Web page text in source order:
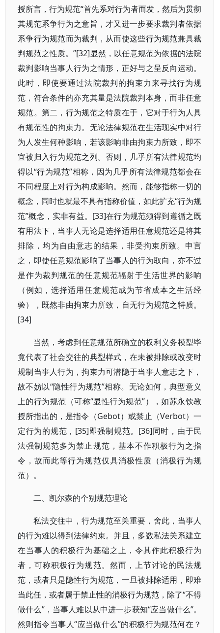
授所言，行为规范“首先系对行为者而发，然后为贯彻
其规范系争行为之意旨，才又进一步要求裁判者依据
系争行为规范而为裁判，从而使这些行为规范兼具裁
判规范之性质。”[32]显然，以任意规范为依据的法院
裁判影响当事人行为之情形，正好与之呈反向运动。
此时，即使要通过法院裁判的拘束力来寻找行为规
范，符合条件的亦充其量是法院裁判本身，而非任意
规范。第二，行为规范之特质在于，它对于行为人具
有规范性的拘束力。无论法律规范在生活现实中对行
为人发生何种影响，若该影响非由拘束力所致，即不
宜被归入行为规范之列。否则，几乎所有法律规范均
得以“行为规范”相称，因为几乎所有法律规范都会在
不同程度上对行为构成影响。然而，能够指称一切的
概念，同时也就最不具有指称价值，如此扩充“行为规
范”概念，实非有益。[33]在行为规范须得到遵循之既
有用法下，当事人无论是选择适用任意规范还是将其
排除，均为自由意志的结果，非受拘束所致。申言
之，即使任意规范影响了当事人的行为取向，亦不过
是作为裁判规范的任意规范辐射于生活世界的影响
（例如，选择适用任意规范成为节省成本之生活经
验），既然非由拘束力所致，自无行为规范之特质。
[34]
当然，考虑到任意规范所确立的权利义务模型毕
竟代表了社会交往的典型样式，在未被排除或改变时
规制当事人行为，拘束力可潜隐于当事人意志之下，
故不妨以“隐性行为规范”相称。无论如何，典型意义
上的行为规范（可称“显性行为规范”），如苏永钦教
授所指出的，是指令（Gebot）或禁止（Verbot）一
定行为的规范，[35]即强制规范。[36]同时，由于民
法强制规范多为禁止规范，基本不作积极行为之指
令，故而此等行为规范仅具消极性质（消极行为规
范）。
二、凯尔森的个别规范理论
私法交往中，行为规范至关重要，舍此，当事人
的行为难以得到法律约束。并且，多数私法关系建立
在当事人的积极行为基础之上，令其作此积极行为
者，可称积极行为规范。然而，上节讨论的民法规
范，或者只是隐性行为规范，一旦被排除适用，即难
当此任，或者属于禁止性的消极行为规范，除了“不得
做什么”，当事人难以从中进一步获知“应当做什么”。
然则指令当事人“应当做什么”的积极行为规范何在？